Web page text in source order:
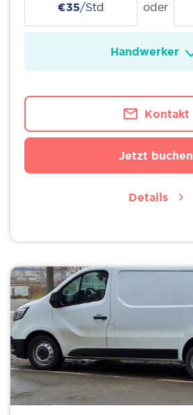
€35/Std oder
Handwerker
Kontakt
Jetzt buchen
Details